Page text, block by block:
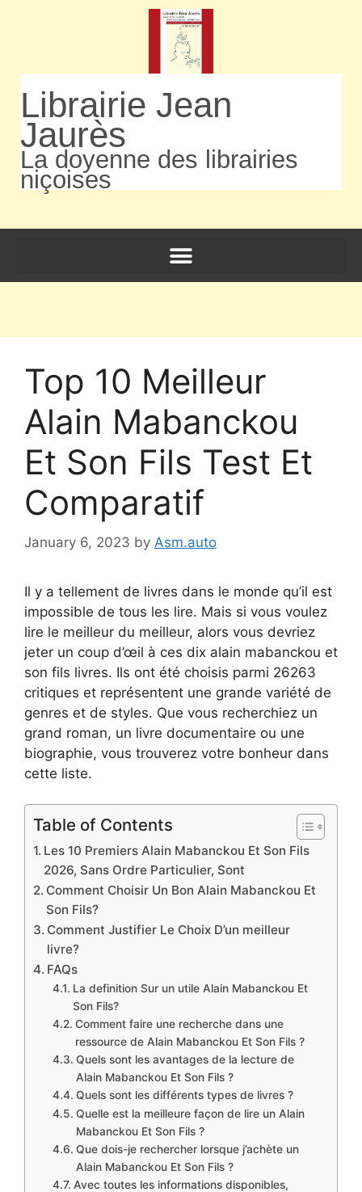
Librairie Jean
Jaurès
La doyenne des librairies
niçoises
Top 10 Meilleur
Alain Mabanckou
Et Son Fils Test Et
Comparatif
January 6, 2023 by Asm.auto
Il y a tellement de livres dans le monde qu’il est
impossible de tous les lire. Mais si vous voulez
lire le meilleur du meilleur, alors vous devriez
jeter un coup d’œil à ces dix alain mabanckou et
son fils livres. Ils ont été choisis parmi 26263
critiques et représentent une grande variété de
genres et de styles. Que vous recherchiez un
grand roman, un livre documentaire ou une
biographie, vous trouverez votre bonheur dans
cette liste.
Table of Contents
Les 10 Premiers Alain Mabanckou Et Son Fils
2026, Sans Ordre Particulier, Sont
Comment Choisir Un Bon Alain Mabanckou Et
Son Fils?
Comment Justifier Le Choix D’un meilleur
livre?
FAQs
La definition Sur un utile Alain Mabanckou Et
Son Fils?
Comment faire une recherche dans une
ressource de Alain Mabanckou Et Son Fils ?
Quels sont les avantages de la lecture de
Alain Mabanckou Et Son Fils ?
Quels sont les différents types de livres ?
Quelle est la meilleure façon de lire un Alain
Mabanckou Et Son Fils ?
Que dois-je rechercher lorsque j’achète un
Alain Mabanckou Et Son Fils ?
Avec toutes les informations disponibles,